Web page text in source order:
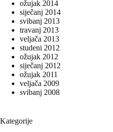
ožujak 2014
siječanj 2014
svibanj 2013
travanj 2013
veljača 2013
studeni 2012
ožujak 2012
siječanj 2012
ožujak 2011
veljača 2009
svibanj 2008
Kategorije